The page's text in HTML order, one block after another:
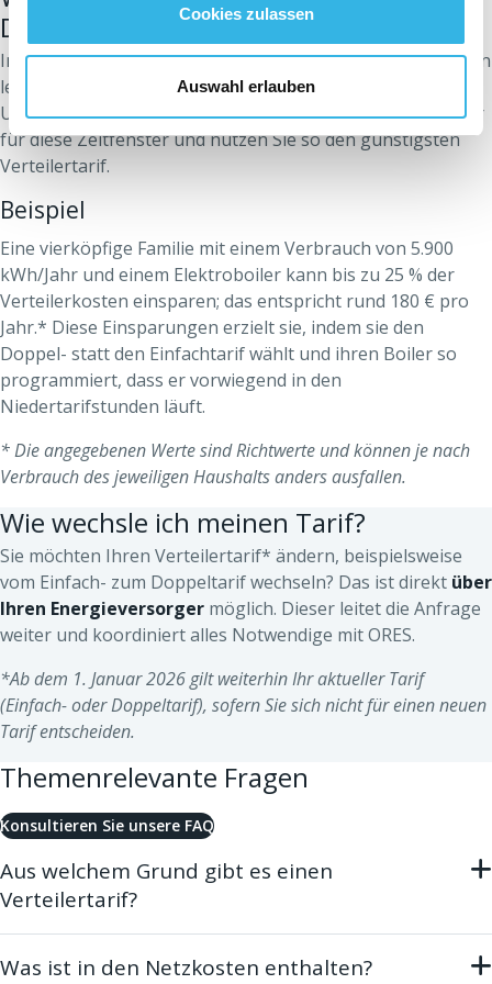
Cookies zulassen
Auswahl erlauben
Doppeltarif?
Indem Sie Ihren hohen Verbrauch in die Niedertarifstunden
legen: zwischen 11:00 und 17:00 Uhr oder 22:00 und 7:00
Uhr. Programmieren Sie beispielsweise Ihren Elektroboiler
für diese Zeitfenster und nutzen Sie so den günstigsten
Verteilertarif.
Beispiel
Eine vierköpfige Familie mit einem Verbrauch von 5.900
kWh/Jahr und einem Elektroboiler kann bis zu 25 % der
Verteilerkosten einsparen; das entspricht rund 180 € pro
Jahr.* Diese Einsparungen erzielt sie, indem sie den
Doppel- statt den Einfachtarif wählt und ihren Boiler so
programmiert, dass er vorwiegend in den
Niedertarifstunden läuft.
* Die angegebenen Werte sind Richtwerte und können je nach
Verbrauch des jeweiligen Haushalts anders ausfallen.
Wie wechsle ich meinen Tarif?
Sie möchten Ihren Verteilertarif* ändern, beispielsweise
vom Einfach- zum Doppeltarif wechseln? Das ist direkt über
Ihren Energieversorger möglich. Dieser leitet die Anfrage
weiter und koordiniert alles Notwendige mit ORES.
*Ab dem 1. Januar 2026 gilt weiterhin Ihr aktueller Tarif
(Einfach- oder Doppeltarif), sofern Sie sich nicht für einen neuen
Tarif entscheiden.
Themenrelevante Fragen
Konsultieren Sie unsere FAQ
Aus welchem Grund gibt es einen
Verteilertarif?
bis zu Ihrem Haushalt. Anhand des Verteilertarifs kann der
Was ist in den Netzkosten enthalten?